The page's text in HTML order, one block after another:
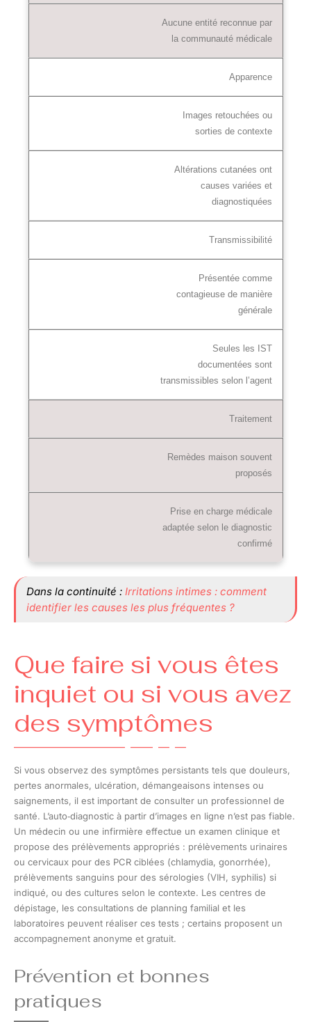
Aucune entité reconnue par
la communauté médicale
Apparence
Images retouchées ou
sorties de contexte
Altérations cutanées ont
causes variées et
diagnostiquées
Transmissibilité
Présentée comme
contagieuse de manière
générale
Seules les IST
documentées sont
transmissibles selon l’agent
Traitement
Remèdes maison souvent
proposés
Prise en charge médicale
adaptée selon le diagnostic
confirmé
Dans la continuité : Irritations intimes : comment
identifier les causes les plus fréquentes ?
Que faire si vous êtes
inquiet ou si vous avez
des symptômes
Si vous observez des symptômes persistants tels que douleurs,
pertes anormales, ulcération, démangeaisons intenses ou
saignements, il est important de consulter un professionnel de
santé. L’auto‑diagnostic à partir d’images en ligne n’est pas fiable.
Un médecin ou une infirmière effectue un examen clinique et
propose des prélèvements appropriés : prélèvements urinaires
ou cervicaux pour des PCR ciblées (chlamydia, gonorrhée),
prélèvements sanguins pour des sérologies (VIH, syphilis) si
indiqué, ou des cultures selon le contexte. Les centres de
dépistage, les consultations de planning familial et les
laboratoires peuvent réaliser ces tests ; certains proposent un
accompagnement anonyme et gratuit.
Prévention et bonnes
pratiques